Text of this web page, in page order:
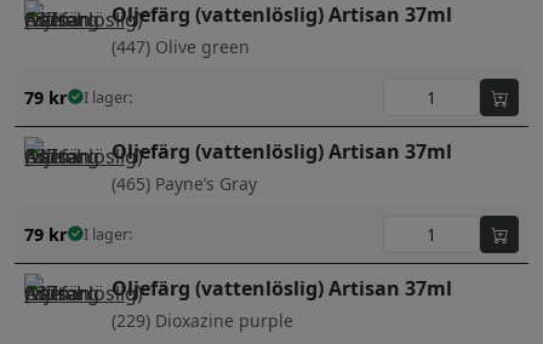
Oljefärg (vattenlöslig) Artisan 37ml
(447) Olive green
79 kr I lager:
Oljefärg (vattenlöslig) Artisan 37ml
(465) Payne’s Gray
79 kr I lager:
Oljefärg (vattenlöslig) Artisan 37ml
(229) Dioxazine purple